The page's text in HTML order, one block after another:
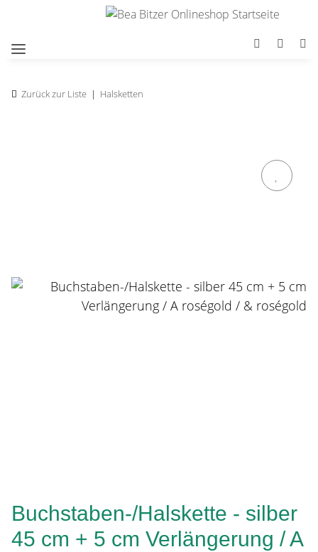
Zurück zur Liste Halsketten
Buchstaben-/Halskette - silber
45 cm + 5 cm Verlängerung / A